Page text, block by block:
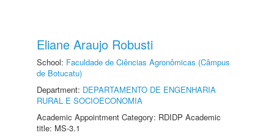
Eliane Araujo Robusti
School: Faculdade de Ciências Agronômicas (Câmpus
de Botucatu)
Department: DEPARTAMENTO DE ENGENHARIA
RURAL E SOCIOECONOMIA
Academic Appointment Category: RDIDP Academic
title: MS-3.1